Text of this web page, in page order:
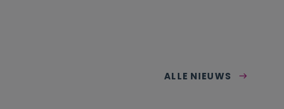
ALLE NIEUWS